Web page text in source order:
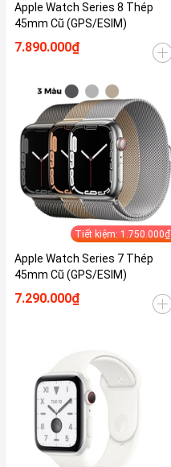
Apple Watch Series 8 Thép
45mm Cũ (GPS/ESIM)
7.890.000₫
Tiết kiệm: 1.750.000₫
Apple Watch Series 7 Thép
45mm Cũ (GPS/ESIM)
7.290.000₫